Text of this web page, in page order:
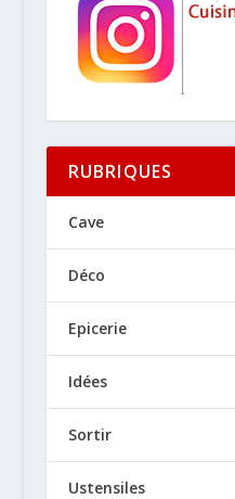
RUBRIQUES
Cave
Déco
Epicerie
Idées
Sortir
Ustensiles